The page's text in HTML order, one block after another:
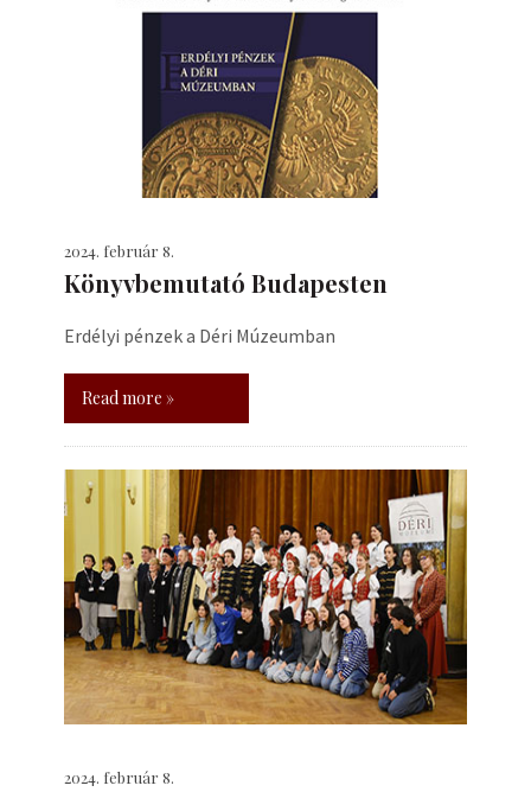
2024. február 8.
Könyvbemutató Budapesten
Erdélyi pénzek a Déri Múzeumban
Read more »
2024. február 8.